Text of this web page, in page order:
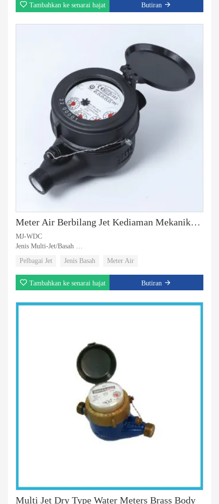
Tambahkan ke senarai hajat Butiran
Meter Air Berbilang Jet Kediaman Mekanikal Kelas C / R80 / R160 Badan plastik
MJ-WDC
Jenis Multi-Jet/Basah
Pelbagai Jet Jenis Basah Meter Air
Tambahkan ke senarai hajat Butiran
Multi Jet Dry Type Water Meters Brass Body